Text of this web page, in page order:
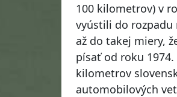
100 kilometrov) v
vyústili do
až do takej miery,
písať od roku
kilometrov
automobilových